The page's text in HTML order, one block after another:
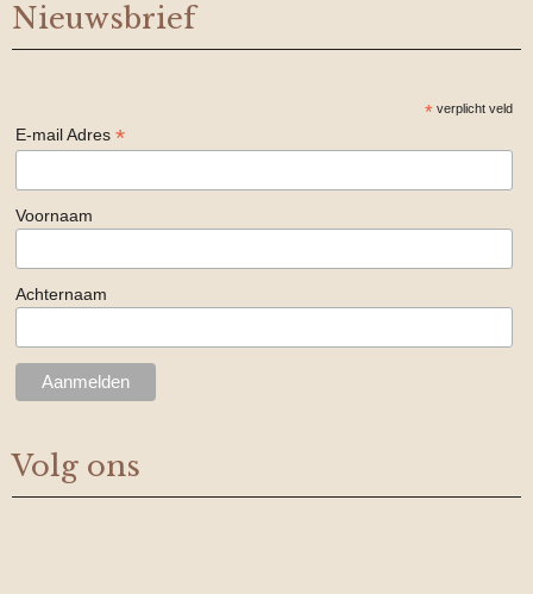
Nieuwsbrief
*verplicht veld
E-mail Adres*
Voornaam
Achternaam
Volg ons